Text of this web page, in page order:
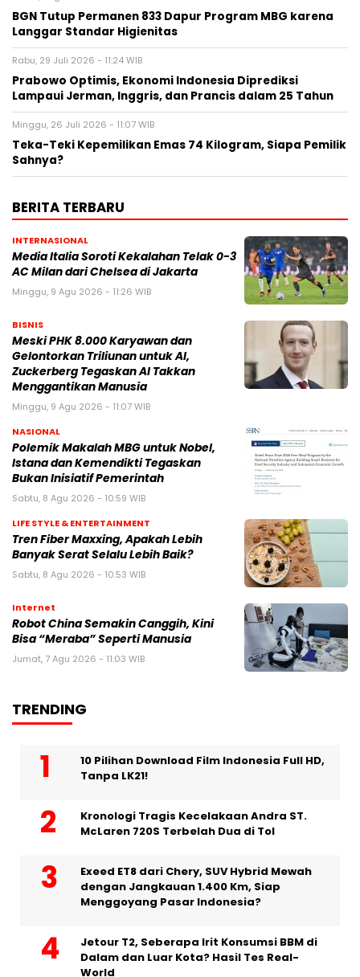
BGN Tutup Permanen 833 Dapur Program MBG karena
Langgar Standar Higienitas
Rabu, 29 Juli 2026 - 11:24 WIB
Prabowo Optimis, Ekonomi Indonesia Diprediksi
Lampaui Jerman, Inggris, dan Prancis dalam 25 Tahun
Minggu, 26 Juli 2026 - 11:07 WIB
Teka-Teki Kepemilikan Emas 74 Kilogram, Siapa Pemilik
Sahnya?
BERITA TERBARU
INTERNASIONAL
Media Italia Soroti Kekalahan Telak 0-3
AC Milan dari Chelsea di Jakarta
Minggu, 9 Agu 2026 - 11:26 WIB
BISNIS
Meski PHK 8.000 Karyawan dan
Gelontorkan Triliunan untuk AI,
Zuckerberg Tegaskan AI Takkan
Menggantikan Manusia
Minggu, 9 Agu 2026 - 11:07 WIB
NASIONAL
Polemik Makalah MBG untuk Nobel,
Istana dan Kemendikti Tegaskan
Bukan Inisiatif Pemerintah
Sabtu, 8 Agu 2026 - 10:59 WIB
LIFE STYLE & ENTERTAINMENT
Tren Fiber Maxxing, Apakah Lebih
Banyak Serat Selalu Lebih Baik?
Sabtu, 8 Agu 2026 - 10:53 WIB
Internet
Robot China Semakin Canggih, Kini
Bisa “Meraba” Seperti Manusia
Jumat, 7 Agu 2026 - 11:03 WIB
TRENDING
10 Pilihan Download Film Indonesia Full HD,
Tanpa LK21!
Kronologi Tragis Kecelakaan Andra ST.
McLaren 720S Terbelah Dua di Tol
Exeed ET8 dari Chery, SUV Hybrid Mewah
dengan Jangkauan 1.400 Km, Siap
Menggoyang Pasar Indonesia?
Jetour T2, Seberapa Irit Konsumsi BBM di
Dalam dan Luar Kota? Hasil Tes Real-
World